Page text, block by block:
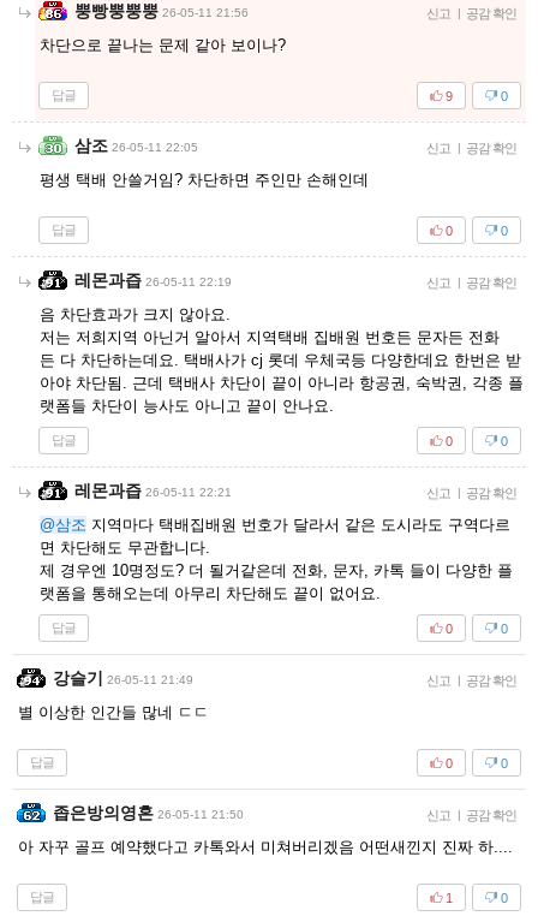
뿡빵뿡뿡뿡 26-05-11 21:56 신고 | 공감 확인
차단으로 끝나는 문제 같아 보이나?
답글 0
9
삼조 26-05-11 22:05 신고 | 공감 확인
평생 택배 안쓸거임? 차단하면 주인만 손해인데
답글 0
0
레몬과즙 26-05-11 22:19 신고 | 공감 확인
음 차단효과가 크지 않아요.
저는 저희지역 아닌거 알아서 지역택배 집배원 번호든 문자든 전화
든 다 차단하는데요. 택배사가 cj 롯데 우체국등 다양한데요 한번은 받
아야 차단됨. 근데 택배사 차단이 끝이 아니라 항공권, 숙박권, 각종 플
랫폼들 차단이 능사도 아니고 끝이 안나요.
답글 0
0
레몬과즙 26-05-11 22:21 신고 | 공감 확인
@삼조 지역마다 택배집배원 번호가 달라서 같은 도시라도 구역다르
면 차단해도 무관합니다.
제 경우엔 10명정도? 더 될거같은데 전화, 문자, 카톡 들이 다양한 플
랫폼을 통해오는데 아무리 차단해도 끝이 없어요.
답글 0
0
강슬기 26-05-11 21:49 신고 | 공감 확인
별 이상한 인간들 많네 ㄷㄷ
답글 0
0
좁은방의영혼 26-05-11 21:50 신고 | 공감 확인
아 자꾸 골프 예약했다고 카톡와서 미쳐버리겠음 어떤새낀지 진짜 하....
답글 0
1